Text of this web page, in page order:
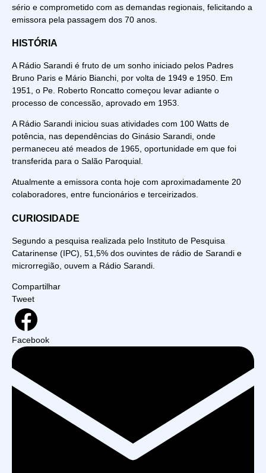
sério e comprometido com as demandas regionais, felicitando a
emissora pela passagem dos 70 anos.
HISTÓRIA
A Rádio Sarandi é fruto de um sonho iniciado pelos Padres
Bruno Paris e Mário Bianchi, por volta de 1949 e 1950. Em
1951, o Pe. Roberto Roncatto começou levar adiante o
processo de concessão, aprovado em 1953.
A Rádio Sarandi iniciou suas atividades com 100 Watts de
potência, nas dependências do Ginásio Sarandi, onde
permaneceu até meados de 1965, oportunidade em que foi
transferida para o Salão Paroquial.
Atualmente a emissora conta hoje com aproximadamente 20
colaboradores, entre funcionários e terceirizados.
CURIOSIDADE
Segundo a pesquisa realizada pelo Instituto de Pesquisa
Catarinense (IPC), 51,5% dos ouvintes de rádio de Sarandi e
microrregião, ouvem a Rádio Sarandi.
Compartilhar
Tweet
Facebook